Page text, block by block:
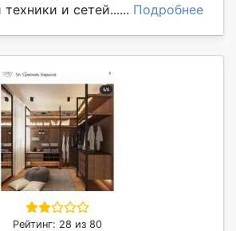
и сетей...... Подробнее
Рейтинг: 28 из 80